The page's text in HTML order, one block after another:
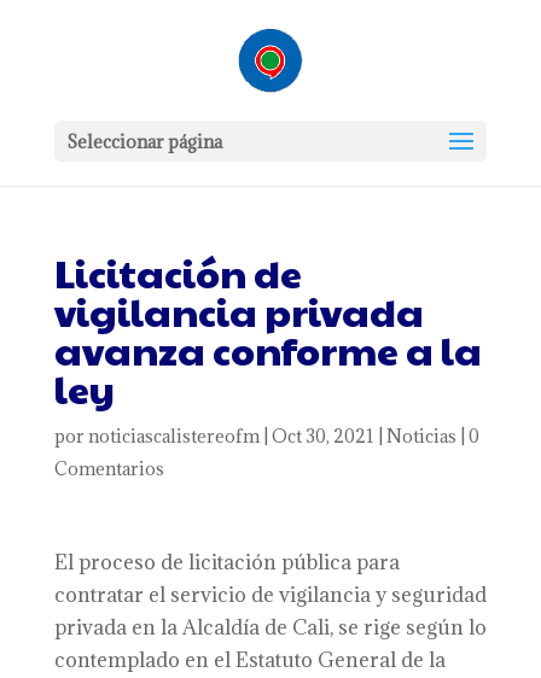
Seleccionar página
Licitación de
vigilancia privada
avanza conforme a la
ley
por noticiascalistereofm| Oct 30, 2021 Noticias 0
Comentarios
El proceso de licitación pública para
contratar el servicio de vigilancia y seguridad
privada en la Alcaldía de Cali, se rige según lo
contemplado en el Estatuto General de la